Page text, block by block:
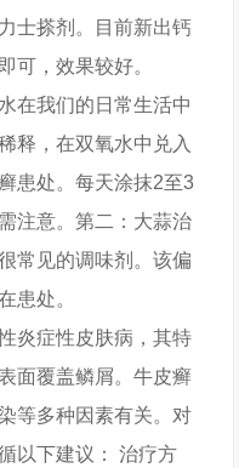
士搽剂。目前新出钙
可，效果较好。
在我们的日常生活中
释，在双氧水中兑入
患处。每天涂抹2至3
注意。第二：大蒜治
常见的调味剂。该偏
患处。
炎症性皮肤病，其特
面覆盖鳞屑。牛皮癣
等多种因素有关。对
以下建议： 治疗方